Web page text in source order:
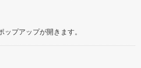
プアップが開きます。